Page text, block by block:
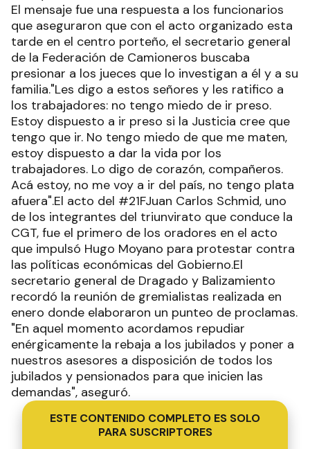
El mensaje fue una respuesta a los funcionarios
que aseguraron que con el acto organizado esta
tarde en el centro porteño, el secretario general
de la Federación de Camioneros buscaba
presionar a los jueces que lo investigan a él y a su
familia."Les digo a estos señores y les ratifico a
los trabajadores: no tengo miedo de ir preso.
Estoy dispuesto a ir preso si la Justicia cree que
tengo que ir. No tengo miedo de que me maten,
estoy dispuesto a dar la vida por los
trabajadores. Lo digo de corazón, compañeros.
Acá estoy, no me voy a ir del país, no tengo plata
afuera".El acto del #21FJuan Carlos Schmid, uno
de los integrantes del triunvirato que conduce la
CGT, fue el primero de los oradores en el acto
que impulsó Hugo Moyano para protestar contra
las políticas económicas del Gobierno.El
secretario general de Dragado y Balizamiento
recordó la reunión de gremialistas realizada en
enero donde elaboraron un punteo de proclamas.
"En aquel momento acordamos repudiar
enérgicamente la rebaja a los jubilados y poner a
nuestros asesores a disposición de todos los
jubilados y pensionados para que inicien las
demandas", aseguró.
ESTE CONTENIDO COMPLETO ES SOLO
PARA SUSCRIPTORES